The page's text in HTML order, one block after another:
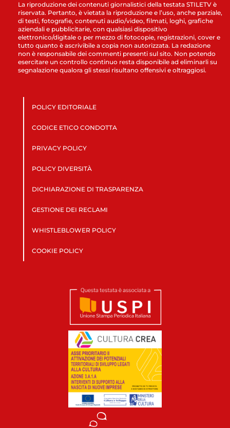
La riproduzione dei contenuti giornalistici della testata STILETV è
riservata. Pertanto, è vietata la riproduzione e l’uso, anche parziale,
di testi, fotografie, contenuti audio/video, filmati, loghi, grafiche
aziendali e pubblicitarie, con qualsiasi dispositivo
elettronico/digitale o per mezzo di fotocopie, registrazioni, cover e
tutto quanto è ascrivibile a copia non autorizzata. La redazione
non è responsabile dei commenti presenti sul sito. Non potendo
esercitare un controllo continuo resta disponibile ad eliminarli su
segnalazione qualora gli stessi risultano offensivi e oltraggiosi.
POLICY EDITORIALE
CODICE ETICO CONDOTTA
PRIVACY POLICY
POLICY DIVERSITÀ
DICHIARAZIONE DI TRASPARENZA
GESTIONE DEI RECLAMI
WHISTLEBLOWER POLICY
COOKIE POLICY